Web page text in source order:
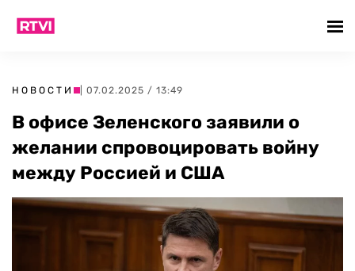
НОВОСТИ | 07.02.2025 / 13:49
В офисе Зеленского заявили о
желании спровоцировать войну
между Россией и США